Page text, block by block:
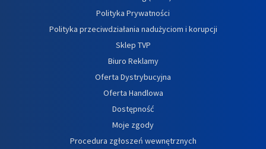
Polityka Prywatności
Polityka przeciwdziałania nadużyciom i korupcji
Sklep TVP
Biuro Reklamy
Oferta Dystrybucyjna
Oferta Handlowa
Dostępność
Moje zgody
Procedura zgłoszeń wewnętrznych